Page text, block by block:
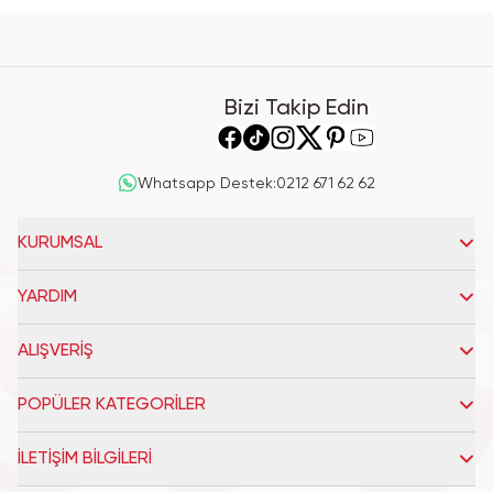
Bizi Takip Edin
Whatsapp Destek:0212 671 62 62
KURUMSAL
YARDIM
ALIŞVERİŞ
POPÜLER KATEGORİLER
İLETİŞİM BİLGİLERİ